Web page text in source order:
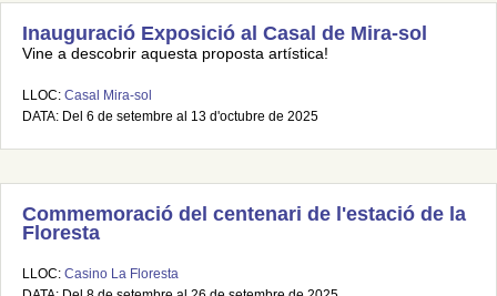
Inauguració Exposició al Casal de Mira-sol
Vine a descobrir aquesta proposta artística!
LLOC: Casal Mira-sol
DATA: Del 6 de setembre al 13 d'octubre de 2025
Commemoració del centenari de l'estació de la
Floresta
LLOC: Casino La Floresta